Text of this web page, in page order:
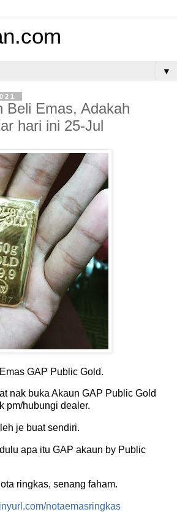
▼
Beli Emas, Adakah
hari ini 25-Jul
GAP Public Gold.
nak buka Akaun GAP Public Gold
pm/hubungi dealer.
je buat sendiri.
apa itu GAP akaun by Public
ringkas, senang faham.
notaemasringkas